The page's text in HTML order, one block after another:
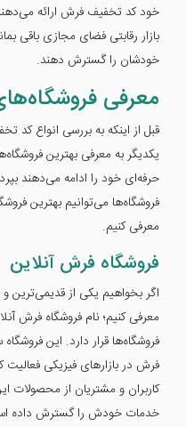
خود کد تخفیف فرش ارائه
بازار رقابتی فضای مجازی باقی
خودشان را گسترش دهند.
معرفی
قبل از اینکه به بررسی انواع کد
یکدیگر به معرفی بهترین
حرفه‌ای خود را ادامه می‌دهند
فروشگاه‌ها می‌توانیم بهترین
معرفی کنیم.
فروشگاه فرش آنلاین
اگر بخواهیم یکی از قدیمی‌ترین و
معرفی کنیم؛ نام فروشگاه فرش
فروشگاه‌ها قرار دارد. این
فرش در بازارهای فیزیکی فعالیت
کاربران و مشتریان از محصولات
خدمات خودش را گسترش داده